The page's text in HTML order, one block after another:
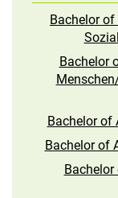
Bachelor of
Bachelor
Bachelor of
Bachelor of